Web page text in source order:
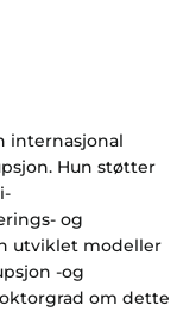
internasjonal
Hun støtter
og
utviklet modeller
-og
om dette